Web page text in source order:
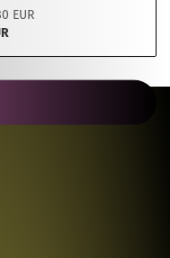
EUR